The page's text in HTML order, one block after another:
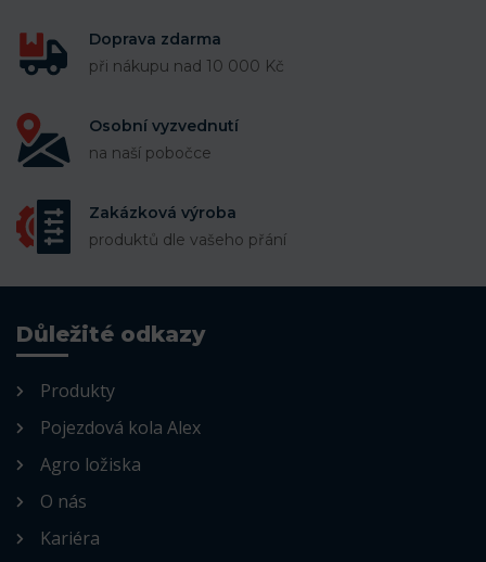
Doprava zdarma
při nákupu nad 10 000 Kč
Osobní vyzvednutí
na naší pobočce
Zakázková výroba
produktů dle vašeho přání
Důležité odkazy
Produkty
Pojezdová kola Alex
Agro ložiska
O nás
Kariéra